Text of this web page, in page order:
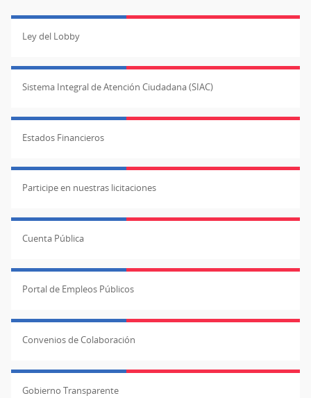
Ley del Lobby
Sistema Integral de Atención Ciudadana (SIAC)
Estados Financieros
Participe en nuestras licitaciones
Cuenta Pública
Portal de Empleos Públicos
Convenios de Colaboración
Gobierno Transparente